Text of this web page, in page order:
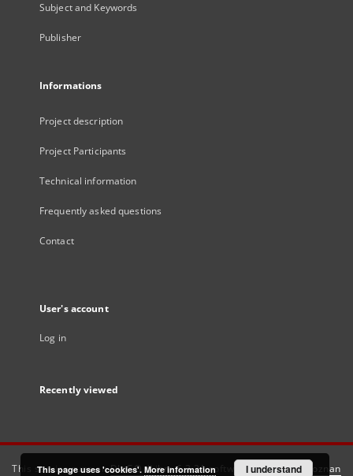
Subject and Keywords
Publisher
Informations
Project description
Project Participants
Technical information
Frequently asked questions
Contact
User's account
Log in
Recently viewed
This service runs onDInGO dLibra 6.3.21software created by Poznan
This page uses 'cookies'. More information I understand